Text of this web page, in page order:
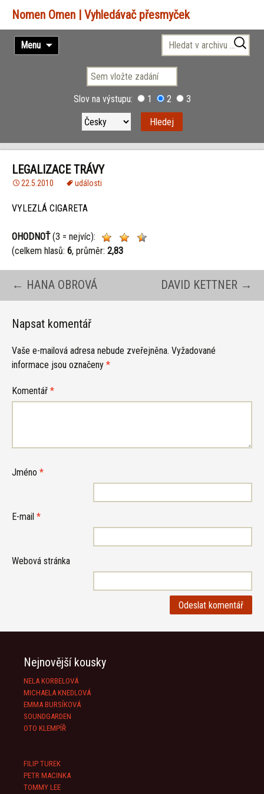
Vyhledávač přesmyček
Menu
Přejít
k
Vyhledávání
Slov na výstupu: 1 2 3
LEGALIZACE TRÁVY
22.5.2010 události
VYLEZLÁ CIGARETA
OHODNOŤ(3 = nejvíc):
(celkem hlasů: 6, průměr: 2,83
Navigace
pro
příspěvky
← HANA OBROVÁ DAVID KETTNER →
Napsat komentář
Vaše e-mailová adresa nebude zveřejněna. Vyžadované
informace jsou označeny *
Komentář *
Jméno *
E-mail *
Webová stránka
Nejnovější kousky
NELA KORBELOVÁ
MICHAELA KNEDLOVÁ
EMMA BURSÍKOVÁ
SOUNDGARDEN
OTO KLEMPÍŘ
FILIP TUREK
PETR MACINKA
TOMMY LEE